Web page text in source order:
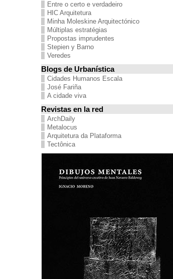
Entre o certo e verdadeiro
HIC Arquitetura
Minha Moleskine Arquitectónico
Múltiplas estratégias
Propostas imprudentes
Stepien y Barno
Veredes
Blogs de Urbanística
Cidades Humanos Escala
José Fariña
A cidade viva
Revistas en la red
ArchDaily
Metalocus
Arquitetura da Plataforma
Tectônica